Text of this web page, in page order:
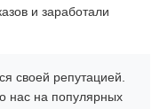
и заработали
своей репутацией.
нас на популярных